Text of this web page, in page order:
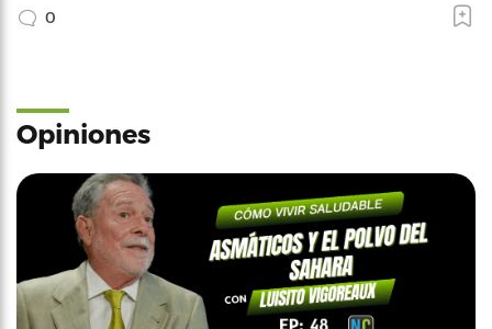
0
Opiniones